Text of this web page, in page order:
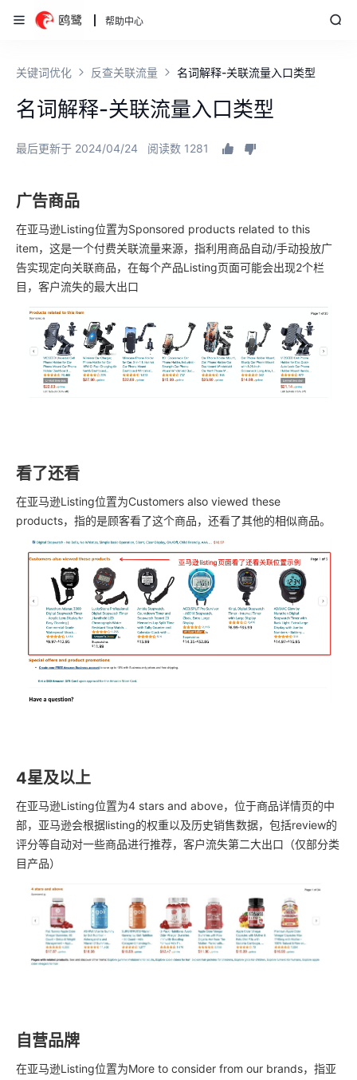
帮助中心
关键词优化 反查关联流量 名词解释-关联流量入口类型
名词解释-关联流量入口类型
最后更新于 2024/04/24 阅读数 1281
广告商品
在亚马逊Listing位置为Sponsored products related to this
item，这是一个付费关联流量来源，指利用商品自动/手动投放广
告实现定向关联商品，在每个产品Listing页面可能会出现2个栏
目，客户流失的最大出口
看了还看
在亚马逊Listing位置为Customers also viewed these
products，指的是顾客看了这个商品，还看了其他的相似商品。
4星及以上
在亚马逊Listing位置为4 stars and above，位于商品详情页的中
部，亚马逊会根据listing的权重以及历史销售数据，包括review的
评分等自动对一些商品进行推荐，客户流失第二大出口（仅部分类
目产品）
自营品牌
在亚马逊Listing位置为More to consider from our brands，指亚